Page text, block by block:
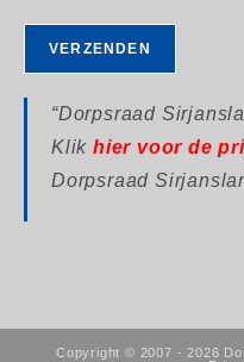
“Dorpsraad
Klik hier voor de
Dorpsraad
Copyright © 2007 - 2026